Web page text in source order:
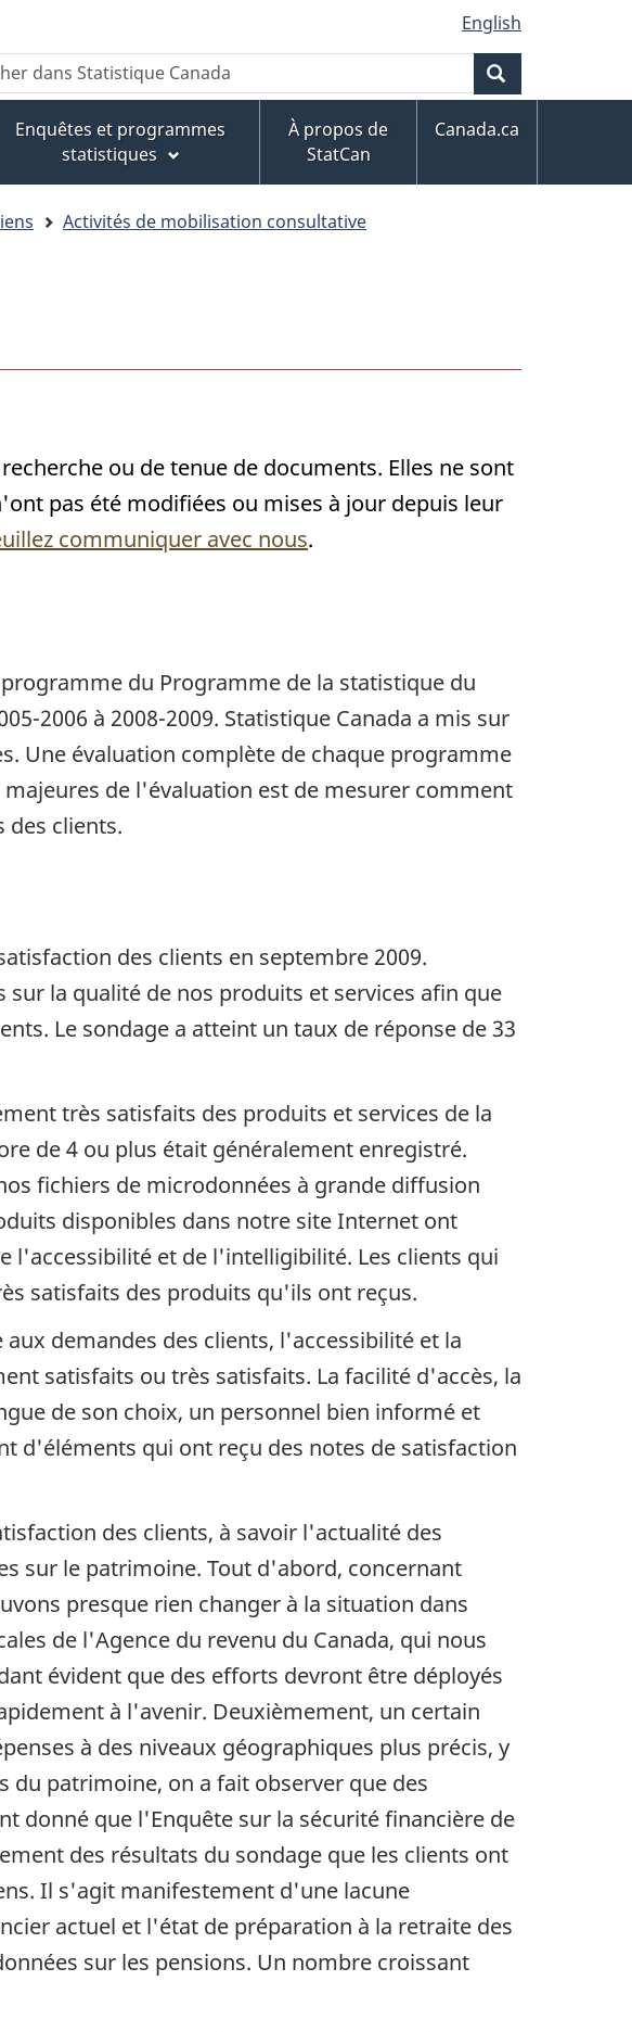
English
Enquêtes et programmes
statistiques
À propos de
StatCan
Canada.ca
Activités de mobilisation consultative
ou de tenue de documents. Elles ne sont
pas été modifiées ou mises à jour depuis leur
communiquer avec nous.
du Programme de la statistique du
2006 à 2008-2009. Statistique Canada a mis sur
Une évaluation complète de chaque programme
de l'évaluation est de mesurer comment
des clients.
des clients en septembre 2009.
la qualité de nos produits et services afin que
Le sondage a atteint un taux de réponse de 33
très satisfaits des produits et services de la
de 4 ou plus était généralement enregistré.
fichiers de microdonnées à grande diffusion
disponibles dans notre site Internet ont
l'accessibilité et de l'intelligibilité. Les clients qui
satisfaits des produits qu'ils ont reçus.
demandes des clients, l'accessibilité et la
satisfaits ou très satisfaits. La facilité d'accès, la
de son choix, un personnel bien informé et
d'éléments qui ont reçu des notes de satisfaction
des clients, à savoir l'actualité des
sur le patrimoine. Tout d'abord, concernant
presque rien changer à la situation dans
de l'Agence du revenu du Canada, qui nous
évident que des efforts devront être déployés
à l'avenir. Deuxièmement, un certain
à des niveaux géographiques plus précis, y
du patrimoine, on a fait observer que des
donné que l'Enquête sur la sécurité financière de
des résultats du sondage que les clients ont
Il s'agit manifestement d'une lacune
actuel et l'état de préparation à la retraite des
sur les pensions. Un nombre croissant